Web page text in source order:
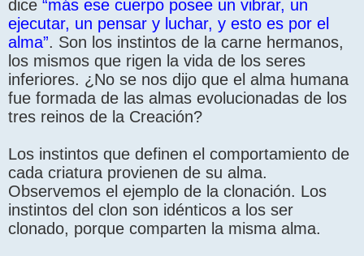
dice “más ese cuerpo posee un vibrar, un
ejecutar, un pensar y luchar, y esto es por el
alma”. Son los instintos de la carne hermanos,
los mismos que rigen la vida de los seres
inferiores. ¿No se nos dijo que el alma humana
fue formada de las almas evolucionadas de los
tres reinos de la Creación?
Los instintos que definen el comportamiento de
cada criatura provienen de su alma.
Observemos el ejemplo de la clonación. Los
instintos del clon son idénticos a los ser
clonado, porque comparten la misma alma.